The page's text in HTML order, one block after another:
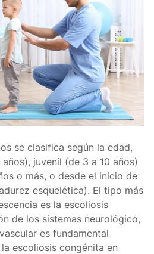
se clasifica según la edad,
juvenil (de 3 a 10 años)
o más, o desde el inicio de
esquelética). El tipo más
es la escoliosis
de los sistemas neurológico,
es fundamental
escoliosis congénita en